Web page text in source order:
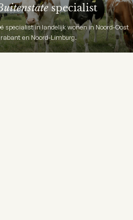
specialist
specialist in landelijk wonen in Noord-Oost
en Noord-Limburg.